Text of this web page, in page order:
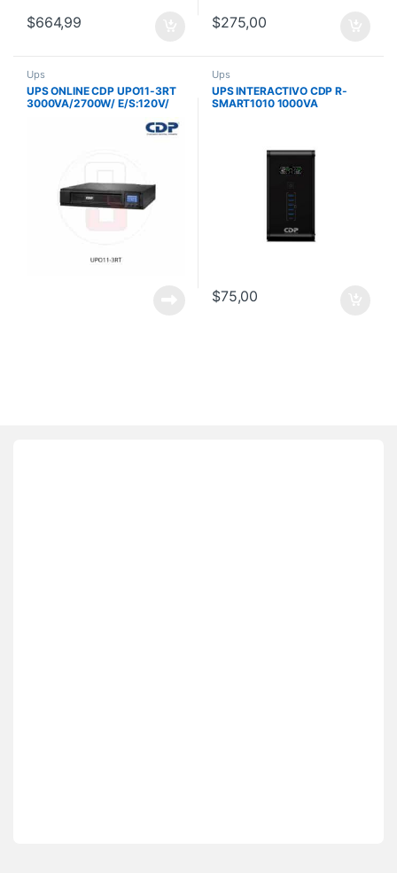
$664,99 $275,00
Ups
UPS ONLINE CDP UPO11-3RT
3000VA/2700W/ E/S:120V/
CONVERSION/RACK/TORRE
Ups
UPS INTERACTIVO CDP R-
SMART1010 1000VA
$75,00